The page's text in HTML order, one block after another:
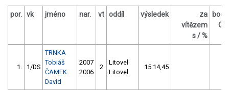
por. vk jméno nar. vt oddíl výsledek
za
vítězem
s / %
body
OČ
1. 1/DS
TRNKA
Tobiáš
ČAMEK
David
2007
2006
2
Litovel
Litovel
15:14,45